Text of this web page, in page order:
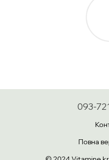
093-
Повна